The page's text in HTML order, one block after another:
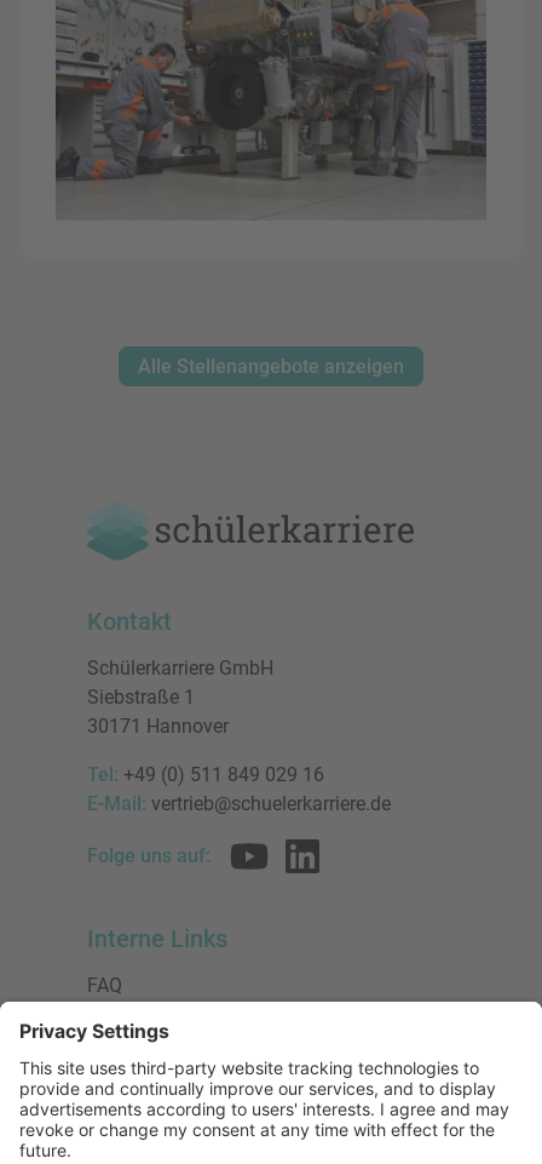
Alle Stellenangebote anzeigen
Kontakt
Schülerkarriere GmbH
Siebstraße 1
30171 Hannover
Tel: +49 (0) 511 849 029 16
E-Mail: vertrieb@schuelerkarriere.de
Folge uns auf:
Interne Links
FAQ
Datenschutzerklärung
Impressum
Presse
Urheberrecht